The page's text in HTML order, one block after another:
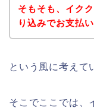
そもそも、イク
り込みでお支払
という風に考えて
そこでここでは、